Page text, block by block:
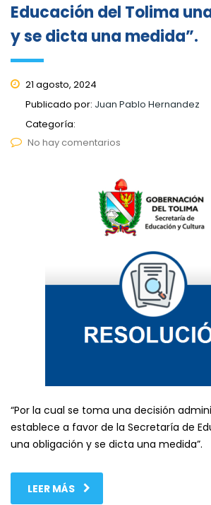
Educación del Tolima
y se dicta una medida”.
21 agosto, 2024
Publicado por: Juan Pablo Hernandez
Categoría:
No hay comentarios
“Por la cual se toma una decisión
establece a favor de la Secretaría de
una obligación y se dicta una medida”.
LEER MÁS